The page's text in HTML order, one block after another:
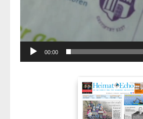
00:00